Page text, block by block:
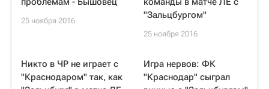
25 ноября 2016
"Зальцбургом"
25 ноября 2016
Никто в ЧР не играет с
"Краснодаром" так, как
Игра нервов: ФК
"Краснодар" сыграл